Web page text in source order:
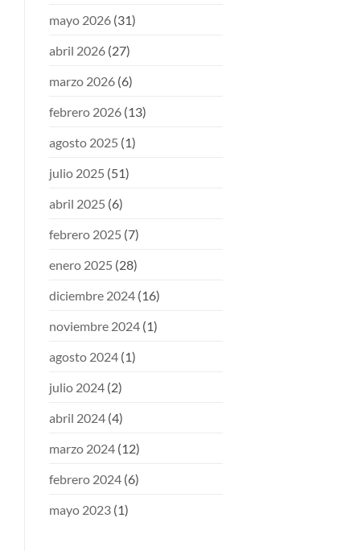
mayo 2026(31)
abril 2026(27)
marzo 2026(6)
febrero 2026(13)
agosto 2025 (1)
julio 2025 (51)
abril 2025 (6)
febrero 2025 (7)
enero 2025 (28)
diciembre 2024(16)
noviembre 2024(1)
agosto 2024(1)
julio 2024(2)
abril 2024(4)
marzo 2024(12)
febrero 2024(6)
mayo 2023(1)